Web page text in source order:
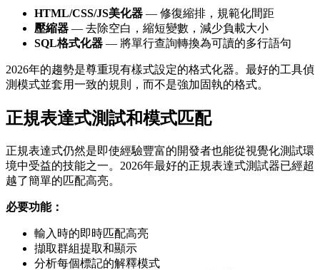
HTML/CSS/JS美化器 — 修復縮排，規範化間距
壓縮器 — 去除空白，縮短變數，減少負載大小
SQL格式化器 — 將單行查詢轉換為可讀的多行語句
2026年的趨勢是尊重現有樣式設定的格式化器。最好的工具偵
測模式並套用一致的規則，而不是強加固執的格式。
正規表達式測試和模式匹配
正規表達式仍然是即使經驗豐富的開發者也能從視覺化測試環
境中受益的技能之一。2026年最好的正規表達式測試器已經超
越了簡單的匹配高亮。
必要功能：
輸入時的即時匹配高亮
擷取群組提取和顯示
分析每個標記的解釋模式